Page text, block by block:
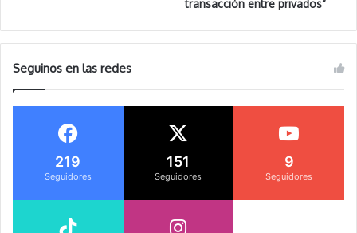
transacción entre privados”
Seguinos en las redes
219
Seguidores
151
Seguidores
9
Seguidores